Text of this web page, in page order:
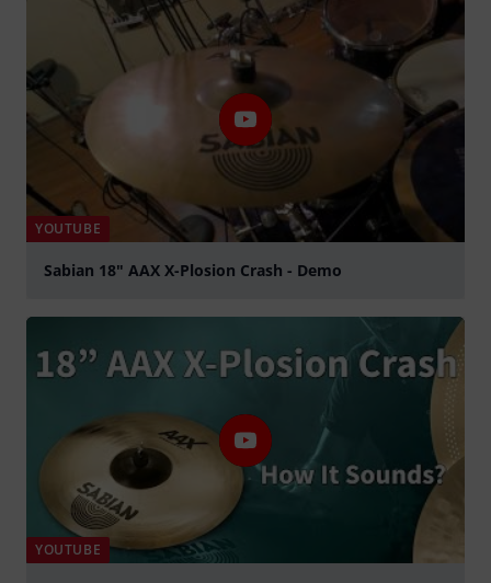
YOUTUBE
Sabian 18" AAX X-Plosion Crash - Demo
YOUTUBE